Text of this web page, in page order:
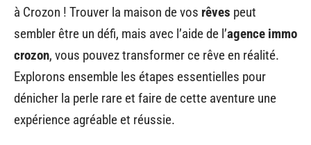
à Crozon ! Trouver la maison de vos rêves peut
sembler être un défi, mais avec l’aide de l’agence immo
crozon, vous pouvez transformer ce rêve en réalité.
Explorons ensemble les étapes essentielles pour
dénicher la perle rare et faire de cette aventure une
expérience agréable et réussie.